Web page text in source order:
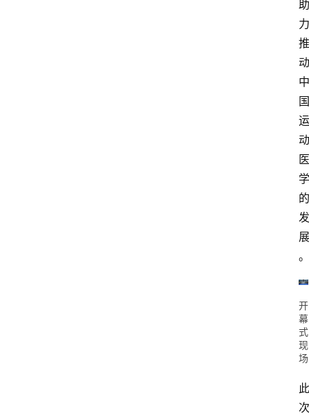
助
力
推
动
中
国
运
动
医
学
的
发
展
。
开
幕
式
现
场
此
次